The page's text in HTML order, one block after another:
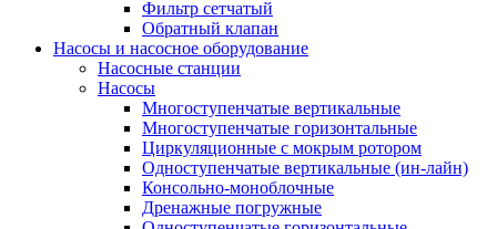
Фильтр сетчатый
Обратный клапан
Насосы и насосное оборудование
Насосные станции
Насосы
Многоступенчатые вертикальные
Многоступенчатые горизонтальные
Циркуляционные с мокрым ротором
Одноступенчатые вертикальные (ин-лайн)
Консольно-моноблочные
Дренажные погружные